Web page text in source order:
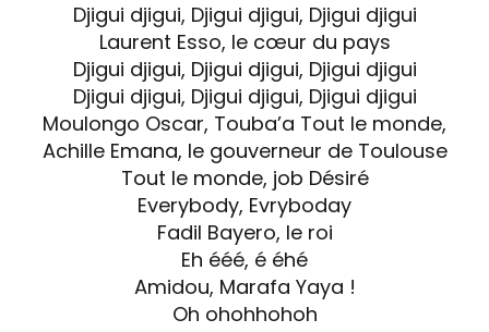
Djigui djigui, Djigui djigui, Djigui djigui
Laurent Esso, le cœur du pays
Djigui djigui, Djigui djigui, Djigui djigui
Djigui djigui, Djigui djigui, Djigui djigui
Moulongo Oscar, Touba’a Tout le monde,
Achille Emana, le gouverneur de Toulouse
Tout le monde, job Désiré
Everybody, Evryboday
Fadil Bayero, le roi
Eh ééé, é éhé
Amidou, Marafa Yaya !
Oh ohohhohoh